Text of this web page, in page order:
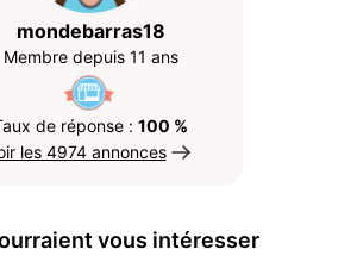
mondebarras18
Membre depuis 11 ans
de réponse : 100 %
les 4974 annonces
vous intéresser